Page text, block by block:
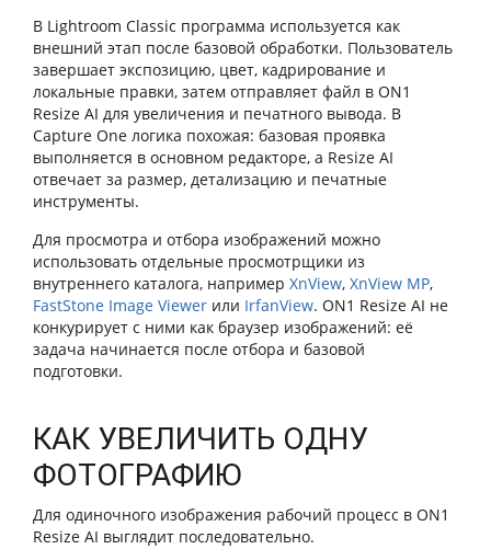
В Lightroom Classic программа используется как
внешний этап после базовой обработки. Пользователь
завершает экспозицию, цвет, кадрирование и
локальные правки, затем отправляет файл в ON1
Resize AI для увеличения и печатного вывода. В
Capture One логика похожая: базовая проявка
выполняется в основном редакторе, а Resize AI
отвечает за размер, детализацию и печатные
инструменты.
Для просмотра и отбора изображений можно
использовать отдельные просмотрщики из
внутреннего каталога, например XnView, XnView MP,
FastStone Image Viewer или IrfanView. ON1 Resize AI не
конкурирует с ними как браузер изображений: её
задача начинается после отбора и базовой
подготовки.
КАК УВЕЛИЧИТЬ ОДНУ
ФОТОГРАФИЮ
Для одиночного изображения рабочий процесс в ON1
Resize AI выглядит последовательно.